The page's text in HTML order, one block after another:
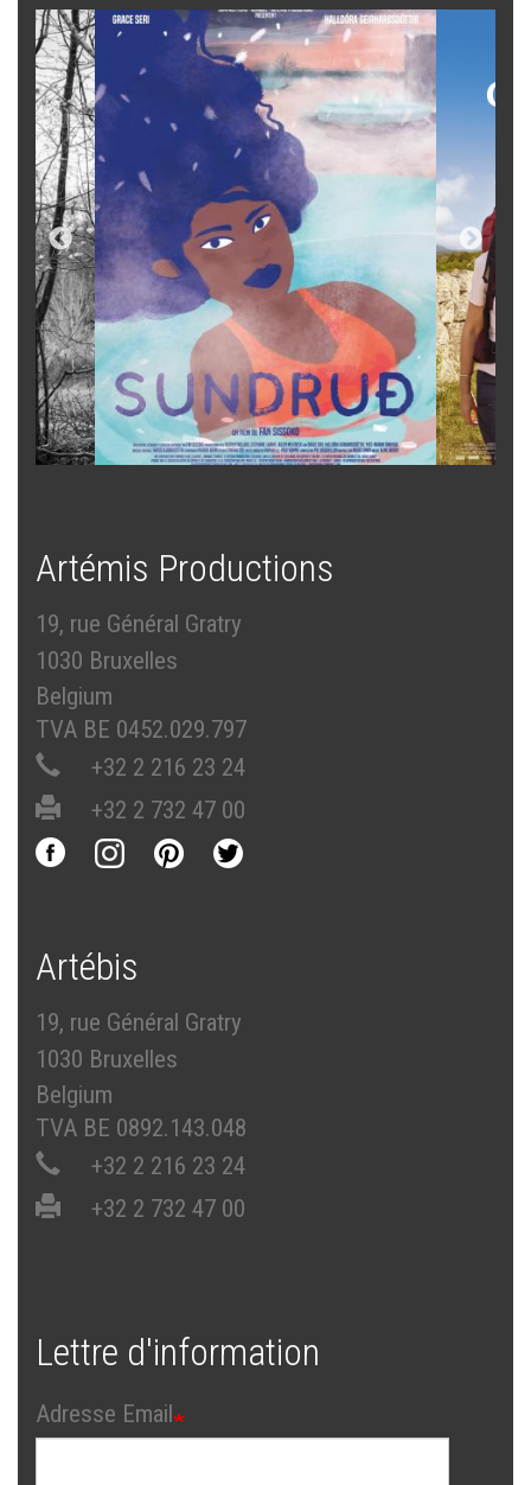
Artémis Productions
19, rue Général Gratry
1030 Bruxelles
Belgium
TVA BE 0452.029.797
+32 2 216 23 24
+32 2 732 47 00
Artébis
19, rue Général Gratry
1030 Bruxelles
Belgium
TVA BE 0892.143.048
+32 2 216 23 24
+32 2 732 47 00
Lettre d'information
Adresse Email